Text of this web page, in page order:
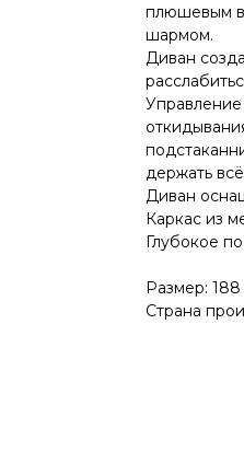
плюшевым
шармом.
Диван
держать
Диван
Каркас из
Глубокое
Размер: 188
Страна